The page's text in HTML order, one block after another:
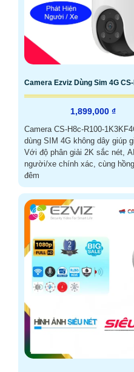
Camera Ezviz Dùng Sim 4G
1,899,000 ₫
Camera CS-H8c-R100-
dùng SIM 4G không dây giúp
Với độ phân giải 2K sắc nét,
người/xe chính xác, cùng
đêm